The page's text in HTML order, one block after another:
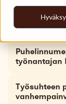
Hyväksy
nimeni on
työnantajan
Työsuhteen